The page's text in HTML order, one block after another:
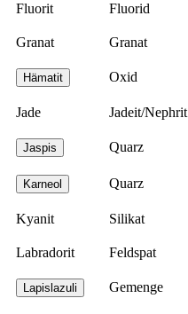
Fluorit Fluorid
Granat Granat
Hämatit Oxid
Jade Jadeit/Nephrit
Jaspis Quarz
Karneol Quarz
Kyanit Silikat
Labradorit Feldspat
Lapislazuli Gemenge